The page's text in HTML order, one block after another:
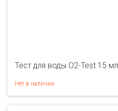
Тест для воды O2-Test 15 мл
Нет в наличии